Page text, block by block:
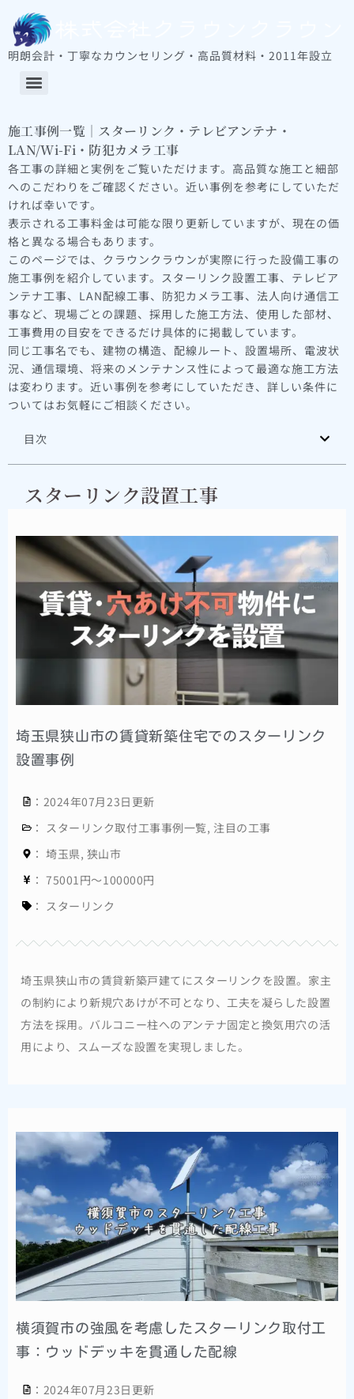
明朗会計・丁寧なカウンセリング・高品質材料・2011年設立
施工事例一覧｜スターリンク・テレビアンテナ・
LAN/Wi-Fi・防犯カメラ工事
各工事の詳細と実例をご覧いただけます。高品質な施工と細部
へのこだわりをご確認ください。近い事例を参考にしていただ
ければ幸いです。
表示される工事料金は可能な限り更新していますが、現在の価
格と異なる場合もあります。
このページでは、クラウンクラウンが実際に行った設備工事の
施工事例を紹介しています。スターリンク設置工事、テレビア
ンテナ工事、LAN配線工事、防犯カメラ工事、法人向け通信工
事など、現場ごとの課題、採用した施工方法、使用した部材、
工事費用の目安をできるだけ具体的に掲載しています。
同じ工事名でも、建物の構造、配線ルート、設置場所、電波状
況、通信環境、将来のメンテナンス性によって最適な施工方法
は変わります。近い事例を参考にしていただき、詳しい条件に
ついてはお気軽にご相談ください。
目次
スターリンク設置工事
埼玉県狭山市の賃貸新築住宅でのスターリンク
設置事例
：2024年07月23日更新
： スターリンク取付工事事例一覧,注目の工事
： 埼玉県, 狭山市
： 75001円～100000円
： スターリンク
埼玉県狭山市の賃貸新築戸建てにスターリンクを設置。家主
の制約により新規穴あけが不可となり、工夫を凝らした設置
方法を採用。バルコニー柱へのアンテナ固定と換気用穴の活
用により、スムーズな設置を実現しました。
横須賀市の強風を考慮したスターリンク取付工
事：ウッドデッキを貫通した配線
：2024年07月23日更新